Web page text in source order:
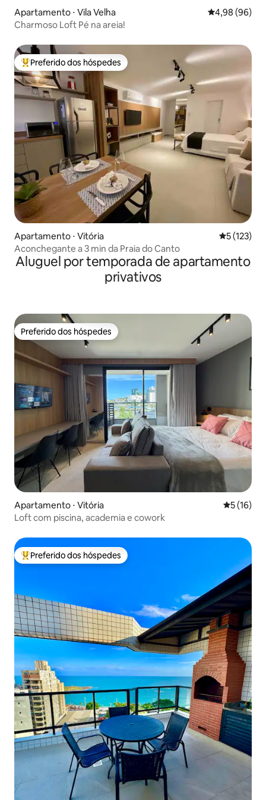
Apartamento ⋅ Vila Velha 4,98 de uma
4,98 (96)
Charmoso Loft Pé na areia!
Entre os melhores preferidos dos hóspedes
Preferido dos hóspedes
Apartamento ⋅ Vitória 5 de uma
5 (123)
Aconchegante a 3 min da Praia do Canto
Aluguel por temporada de apartamento
privativos
Preferido dos hóspedes
Preferido dos hóspedes
Apartamento ⋅ Vitória 5 de uma
5 (16)
Loft com piscina, academia e cowork
Entre os melhores preferidos dos hóspedes
Preferido dos hóspedes